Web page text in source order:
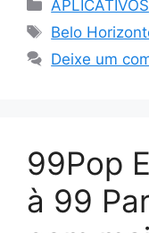
APLICATIVOS
Tags
Belo
Deixe um
99Pop
à 99